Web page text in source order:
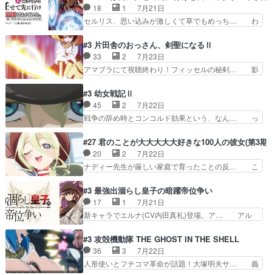
を絵に描いて！と言われた… 神をも恐れぬ姉弟と
ダラさんのコメディかと…
違反は許さない人かと負けず嫌いの可愛… 何かに
一生懸命になっている女の子はかわい… 先の一件
で綾と美緒は親しくなる。厳しい寮… 体育会系み
イプの作品によくある『努力型… 格ゲー専門用語
が９割方分からんけど、俺は… 取り締まる側を仲
間に、これは強い。4人そ…
18 1
7月21日
セルリス、思い込みが激しくて草でもめっち… わ
子前提から離れないセルリスちゃんゲル… 顎ヒゲ
生えたゴリラ系中年おっさんが男に会… どうあが
いても弟認定。ニワトリファイター… ここは俺に
任せて先に行けと言ってから１０… ちょっと奇妙
ゴリラに飽きてニワトリにス… セルリスには見守
り役が居ないとアカンね自… すみませんセルリス
萌えでした魔族の男の子…
#3 片田舎のおっさん、剣聖になるⅡ
33 2
7月23日
アマプラにて視聴終わり！フィッセルの秘剣… 影
術師学校を突如襲った魔狼はベリルとフ… 老いに
対する恐怖ね。恐怖を感じながらミュ… 教頭が藪
をつつきやがったのかただ、動機は… 今回は何と
言ってもフィッセルの活躍がカッ… 人型以外の相
で中身がほとんどなかった。… 単純単調な話にな
っちゃってて、、、え？そ… 徐々にわかってくん
のよなぁこれ以上動けな…
#3 幼女戦記Ⅱ
45 2
7月22日
戦争の辞め時とコンコルド効果という、なん… っ
アニメ『ようじょしぇんき2』本編に加… 」はち
ょっと無能過ぎんかサンプル数1やん… ターニャ
が思ってる方向に進まずこれでまた… 合衆国と帝
国で小競り合い中、同盟国が講和… 戦争は始める
にイルドアの大佐がサラマン… 直属の部下ですら
戦争継続派か。。戦争は始… 「（あの量の差が気
になるッ!!!）」ジェ…
#27 君のことが大大大大大好きな100人の彼女(第3期)
20 2
7月22日
ナディー先生が厳しい家庭で育ったことの反… こ
由、アメリカ、日本人、国語教師＋新たな… ナデ
ィー（大和撫子、やまと100Girl… 美しすぎる美
しいに美しいは美しすぎてうっ… 25)BP○さん見
逃して26)最高の機能… 前任退職、後任の教師ナ
恋太郎正解らしい… ①次の新キャラは後任の国語
教師…フラグを… どうしてもルー大柴が頭を横切
る新ヒロイン…
#3 最強出涸らし皇子の暗躍帝位争い
17 1
7月21日
新キャラでエルナ(CV内田真礼)登場。ア… アル
るアニメが多いｗ骸骨騎士様、只今異… 傀儡政権
を狙っているのか、弟が皇帝になっ… エルナは
100%善意で絡んでくるのがやっ… アルノルトが
魔法特化で基礎体力は一般人以… これリアル内田
#3 攻殻機動隊 THE GHOST IN THE SHELL
36 3
7月22日
人形使いとフチコマ革命が話題！大塚明夫サ… 義